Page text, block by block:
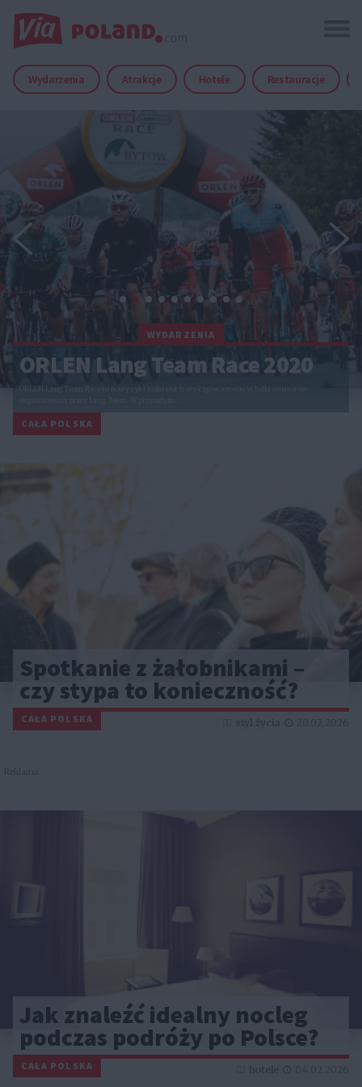
Wydarzenia Atrakcje Hotele Restauracje
WYDARZENIA
ORLEN Lang Team Race 2020
ORLEN Lang Team Race to nowy cykl kolarskich wyścigów szosowych dla amatorów
CAŁA POLSKA
Spotkanie z żałobnikami –
czy stypa to konieczność?
CAŁA POLSKA
Jak znaleźć idealny nocleg
podczas podróży po Polsce?
CAŁA POLSKA